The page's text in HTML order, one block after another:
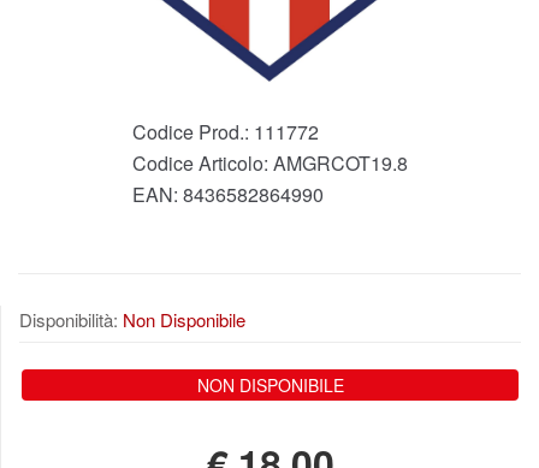
Codice Prod.: 111772
Codice Articolo: AMGRCOT19.8
EAN: 8436582864990
Disponibilità: Non Disponibile
NON DISPONIBILE